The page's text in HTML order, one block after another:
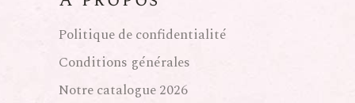
Politique de confidentialité
Conditions générales
Notre catalogue 2026